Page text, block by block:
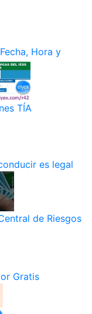
Hora y
TÍA
es legal
de Riesgos
Gratis